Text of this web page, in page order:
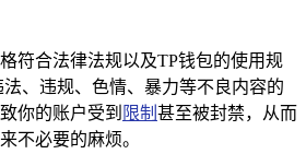
符合法律法规以及TP钱包的使用规
、违规、色情、暴力等不良内容的
你的账户受到 限制 甚至被封禁，从而
不必要的麻烦。